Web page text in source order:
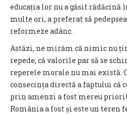
educația lor nu a găsit rădăcină
multe ori, a preferat să
reformeze adânc.
Astăzi, ne mirăm că nimic nu
repede, că valorile par să se
reperele morale nu mai există.
consecința directă a faptului că
prin amenzi a fost mereu
România a fost și este un